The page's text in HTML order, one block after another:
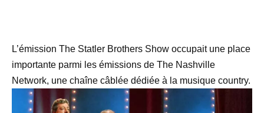
L’émission The Statler Brothers Show occupait une place
importante parmi les émissions de The Nashville
Network, une chaîne câblée dédiée à la musique country.